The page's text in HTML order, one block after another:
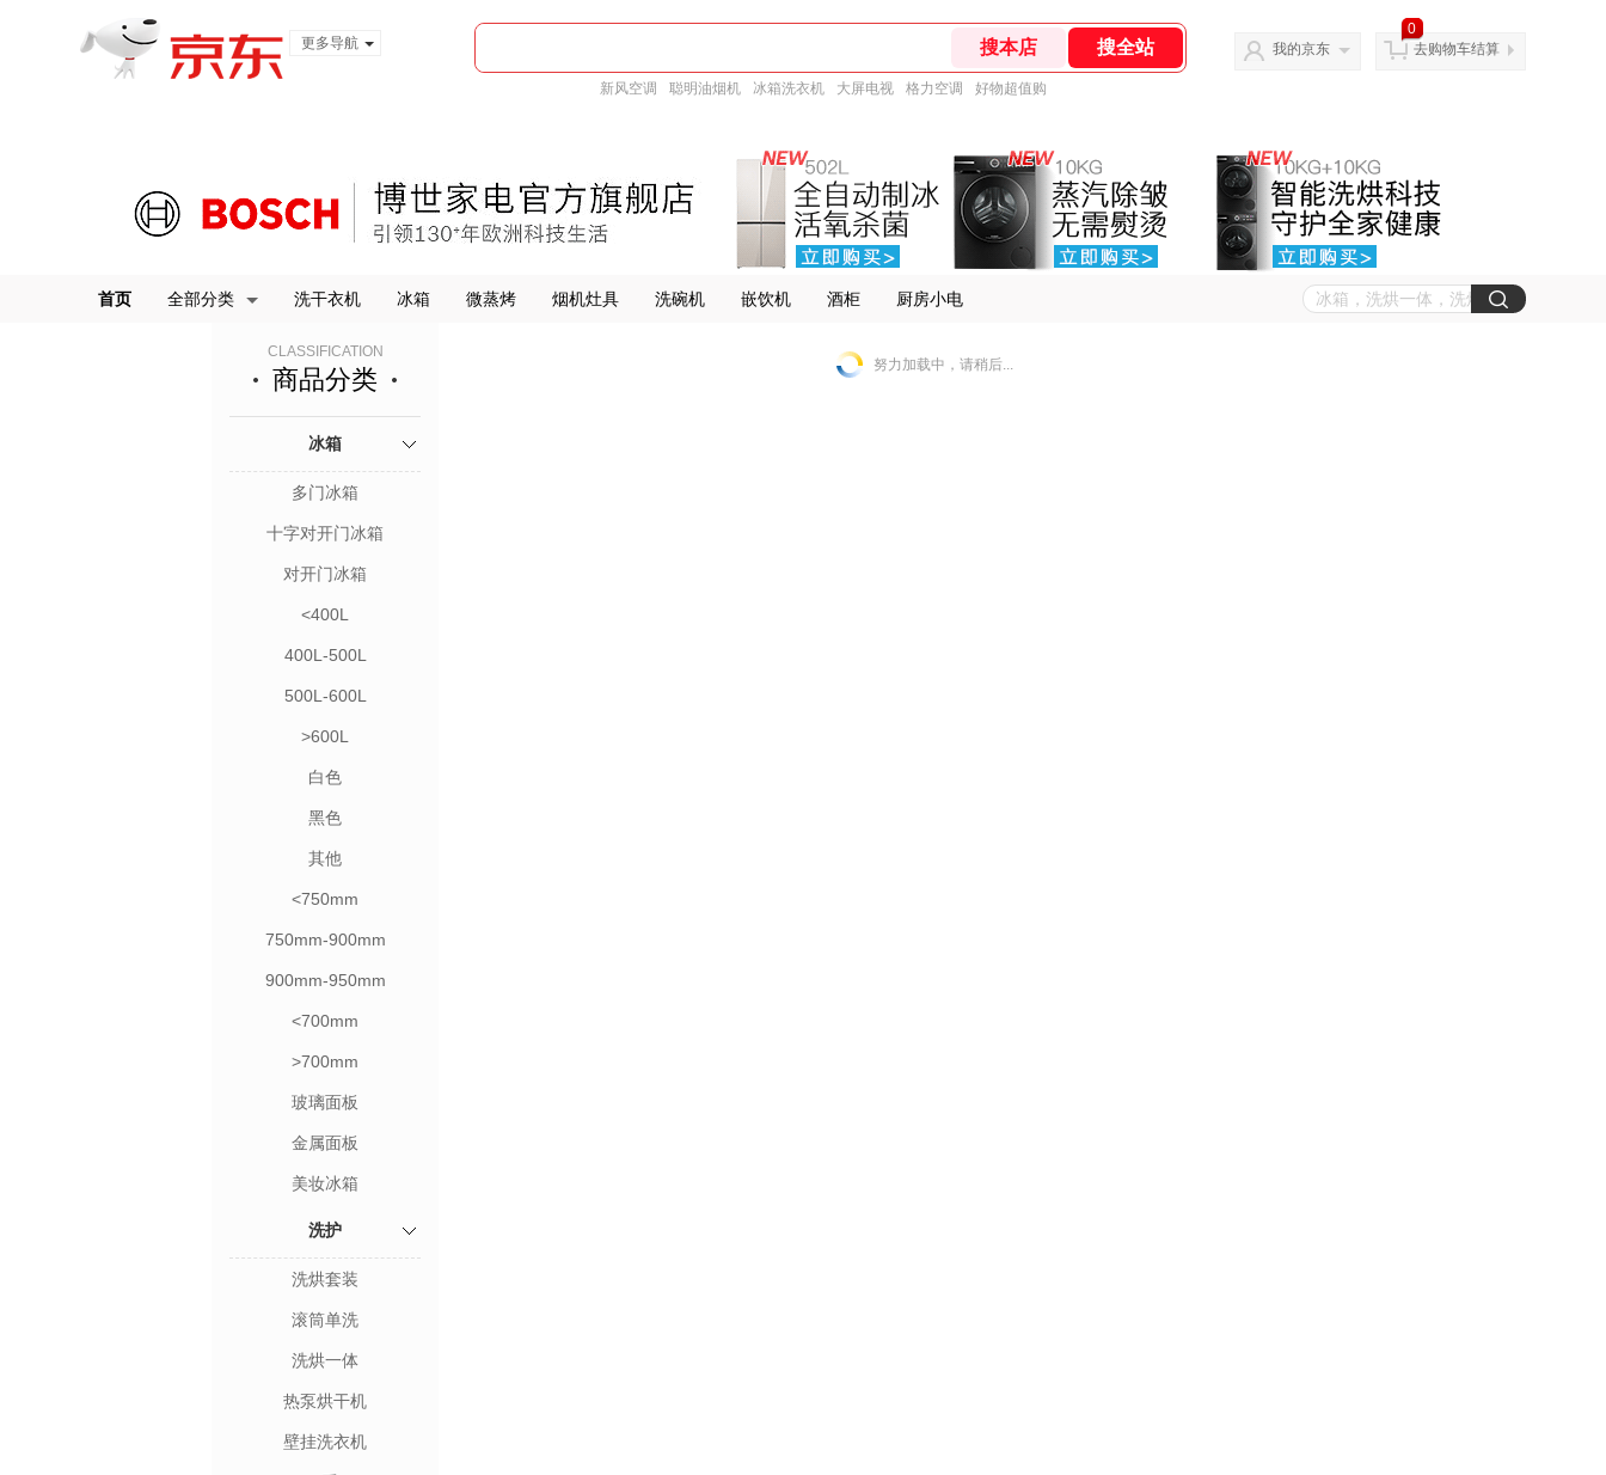
更多导航
新风空调 聪明油烟机 冰箱洗衣机 大屏电视 格力空调 好物超值购
我的京东
0
去购物车结算
首页 全部分类 洗干衣机 冰箱 微蒸烤 烟机灶具 洗碗机 嵌饮机 酒柜 厨房小电
CLASSIFICATION
商品分类
冰箱
多门冰箱
十字对开门冰箱
对开门冰箱
<400L
400L-500L
500L-600L
>600L
白色
黑色
其他
<750mm
750mm-900mm
900mm-950mm
<700mm
>700mm
玻璃面板
金属面板
美妆冰箱
洗护
洗烘套装
滚筒单洗
洗烘一体
热泵烘干机
壁挂洗衣机
努力加载中，请稍后...